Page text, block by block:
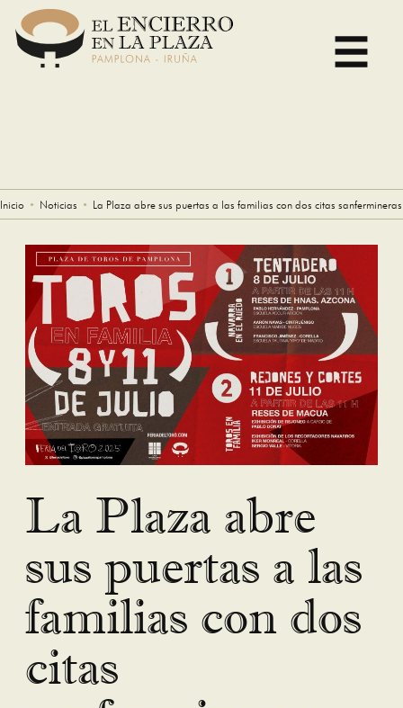
content
Inicio Noticias La Plaza abre sus puertas a las familias con dos citas sanfermineras
La Plaza abre
sus puertas a las
familias con dos
citas